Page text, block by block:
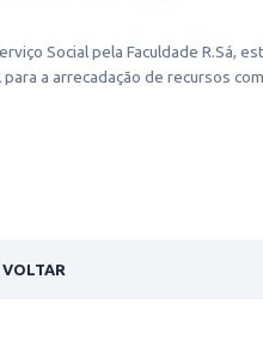
Social pela Faculdade R.Sá,
a arrecadação de recursos